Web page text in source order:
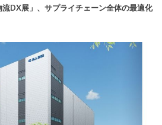
流DX展」、サプライチェーン全体の最適化